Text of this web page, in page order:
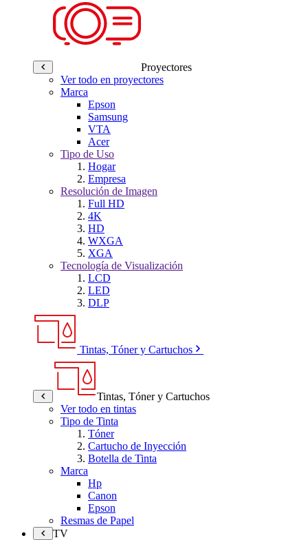
Proyectores
Ver todo en proyectores
Marca
Epson
Samsung
VTA
Acer
Tipo de Uso
Hogar
Empresa
Resolución de Imagen
Full HD
4K
HD
WXGA
XGA
Tecnología de Visualización
LCD
LED
DLP
Tintas, Tóner y Cartuchos
Tintas, Tóner y Cartuchos
Ver todo en tintas
Tipo de Tinta
Tóner
Cartucho de Inyección
Botella de Tinta
Marca
Hp
Canon
Epson
Resmas de Papel
TV